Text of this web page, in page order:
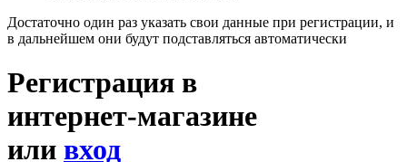
Достаточно один раз указать свои данные при регистрации, и
в дальнейшем они будут подставляться автоматически
Регистрация в
интернет-магазине
или вход